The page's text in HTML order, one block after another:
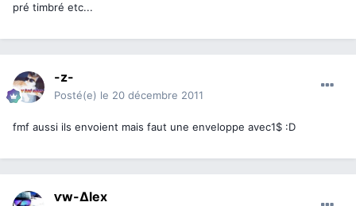
pré timbré etc...
-z-
Posté(e) le 20 décembre 2011
fmf aussi ils envoient mais faut une enveloppe avec1$ :D
ⱱw-∆lex